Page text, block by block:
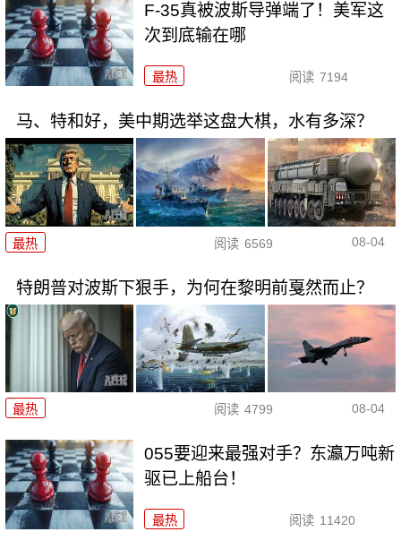
F-35真被波斯导弹端了！美军这
次到底输在哪
最热 阅读 7194
马、特和好，美中期选举这盘大棋，水有多深？
最热 阅读 6569 08-04
特朗普对波斯下狠手，为何在黎明前戛然而止？
最热 阅读 4799 08-04
055要迎来最强对手？东瀛万吨新
驱已上船台！
最热 阅读 11420